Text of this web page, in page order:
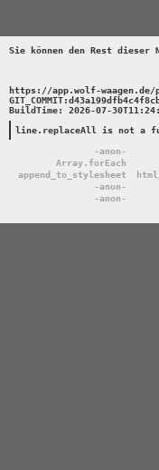
Sie können den Rest
https://app.wolf-waagen.de/
BuildTime: 2026-07-
line.replaceAll is not a
-anon-
Array.forEach
append_to_stylesheet
-anon-
-anon-